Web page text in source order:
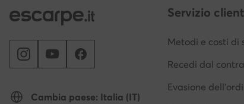
Cambia paese: Italia (IT)
Servizio
Metodi e costi di
Recedi dal
Evasione